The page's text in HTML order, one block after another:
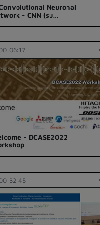
Neuronal
- CNN (su…
00:06:17
- DCASE2022
00:32:45